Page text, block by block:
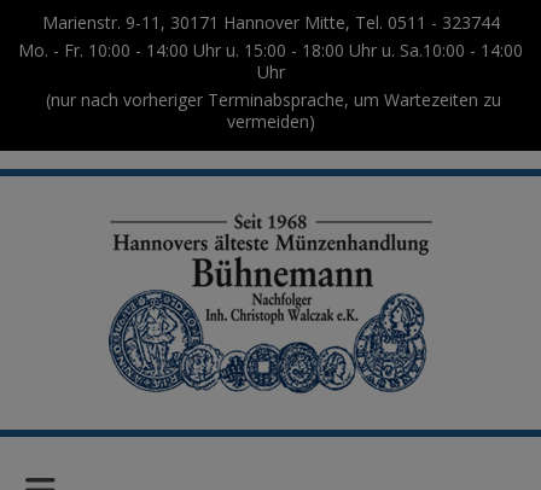
Marienstr. 9-11, 30171 Hannover Mitte, Tel. 0511 - 323744
Mo. - Fr. 10:00 - 14:00 Uhr u. 15:00 - 18:00 Uhr u. Sa.10:00 - 14:00
Uhr
(nur nach vorheriger Terminabsprache, um Wartezeiten zu
vermeiden)